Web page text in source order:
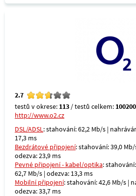
2.7
testů v okrese: 113 / testů celkem: 100200
http://www.o2.cz
DSL/ADSL: stahování: 62,2 Mb/s |
17,3 ms
Bezdrátové připojení: stahování: 39,0
odezva: 23,9 ms
Pevné připojení - kabel/optika:
62,7 Mb/s | odezva: 13,3 ms
Mobilní připojení: stahování: 42,6 Mb/s |
odezva: 33,7 ms